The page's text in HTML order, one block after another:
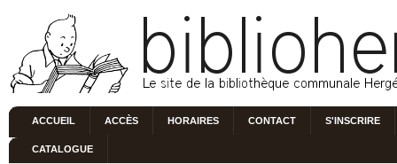
ACCUEIL ACCÈS HORAIRES CONTACT S'INSCRIRE
CATALOGUE